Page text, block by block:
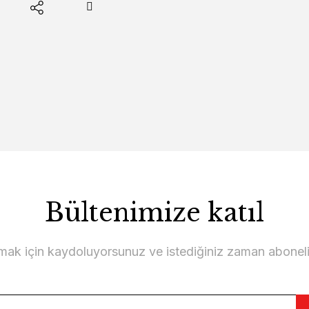
Bültenimize katıl
için kaydoluyorsunuz ve istediğiniz zaman